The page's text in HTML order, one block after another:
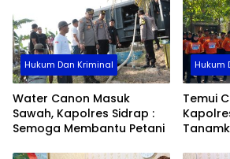
Hukum Dan Kriminal
Water Canon Masuk
Sawah, Kapolres Sidrap :
Semoga Membantu Petani
Hukum
Temui